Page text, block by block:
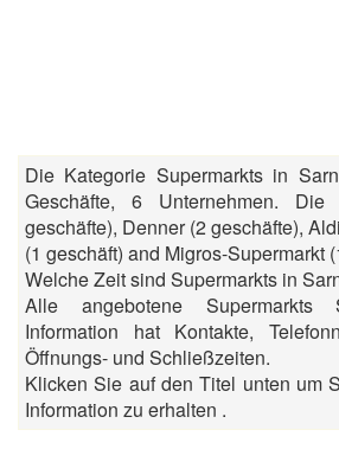
Die Kategorie Supermarkts in
Geschäfte, 6 Unternehmen.
geschäfte), Denner (2 geschäfte),
(1 geschäft) and Migros-Supermarkt
Welche Zeit sind Supermarkts in
Alle angebotene Supermarkts
Information hat Kontakte,
Öffnungs- und Schließzeiten.
Klicken Sie auf den Titel unten um
Information zu erhalten .